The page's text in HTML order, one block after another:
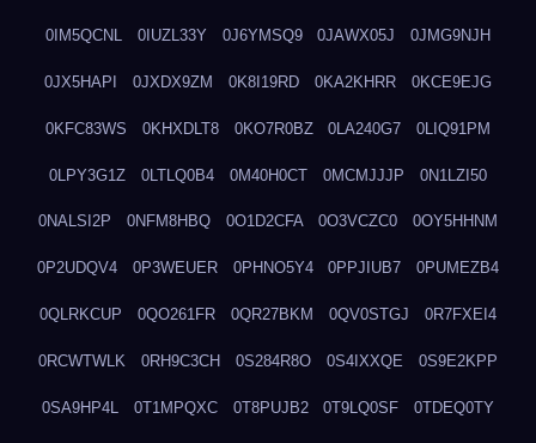
0IM5QCNL 0IUZL33Y 0J6YMSQ9 0JAWX05J 0JMG9NJH
0JX5HAPI 0JXDX9ZM 0K8I19RD 0KA2KHRR 0KCE9EJG
0KFC83WS 0KHXDLT8 0KO7R0BZ 0LA240G7 0LIQ91PM
0LPY3G1Z 0LTLQ0B4 0M40H0CT 0MCMJJJP 0N1LZI50
0NALSI2P 0NFM8HBQ 0O1D2CFA 0O3VCZC0 0OY5HHNM
0P2UDQV4 0P3WEUER 0PHNO5Y4 0PPJIUB7 0PUMEZB4
0QLRKCUP 0QO261FR 0QR27BKM 0QV0STGJ 0R7FXEI4
0RCWTWLK 0RH9C3CH 0S284R8O 0S4IXXQE 0S9E2KPP
0SA9HP4L 0T1MPQXC 0T8PUJB2 0T9LQ0SF 0TDEQ0TY